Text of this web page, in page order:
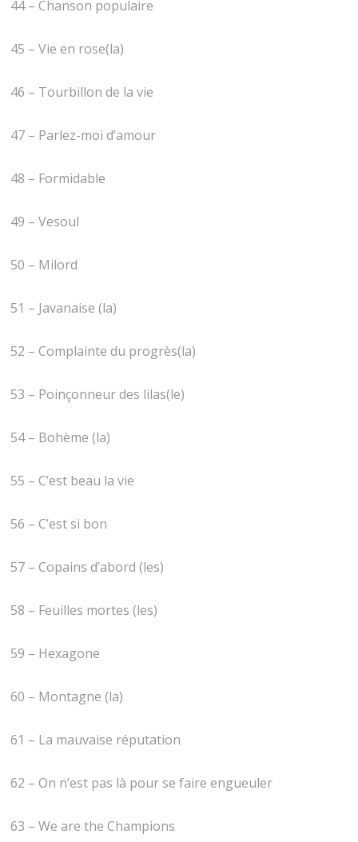
44 – Chanson populaire
45 – Vie en rose(la)
46 – Tourbillon de la vie
47 – Parlez-moi d’amour
48 – Formidable
49 – Vesoul
50 – Milord
51 – Javanaise (la)
52 – Complainte du progrès(la)
53 – Poinçonneur des lilas(le)
54 – Bohème (la)
55 – C’est beau la vie
56 – C’est si bon
57 – Copains d’abord (les)
58 – Feuilles mortes (les)
59 – Hexagone
60 – Montagne (la)
61 – La mauvaise réputation
62 – On n’est pas là pour se faire engueuler
63 – We are the Champions